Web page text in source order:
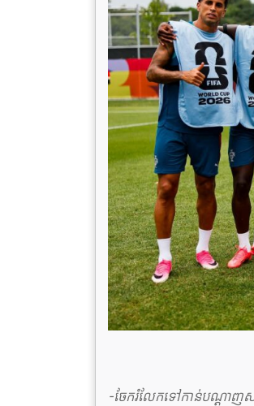
-ចែករំលែកទៅកាន់បណ្តាញស